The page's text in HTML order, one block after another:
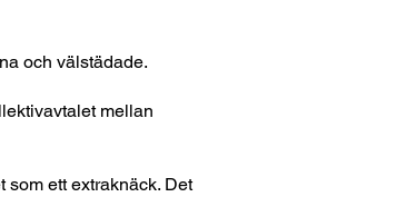
och välstädade.
mellan
ett extraknäck. Det